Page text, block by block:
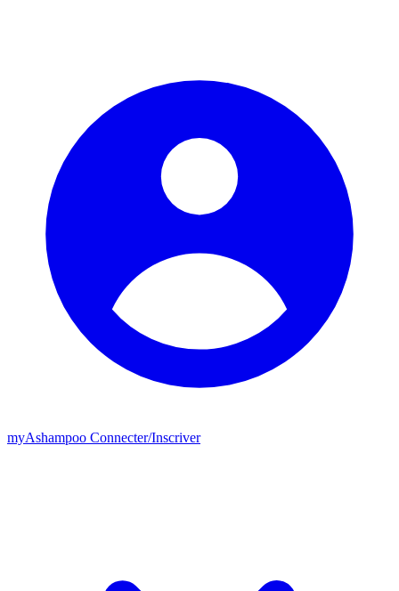
myAshampoo Connecter/Inscriver